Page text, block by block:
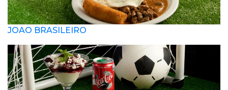
JOAO BRASILEIRO